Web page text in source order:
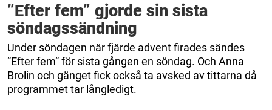
”Efter fem” gjorde sin sista
söndagssändning
Under söndagen när fjärde advent firades sändes
”Efter fem” för sista gången en söndag. Och Anna
Brolin och gänget fick också ta avsked av tittarna då
programmet tar långledigt.